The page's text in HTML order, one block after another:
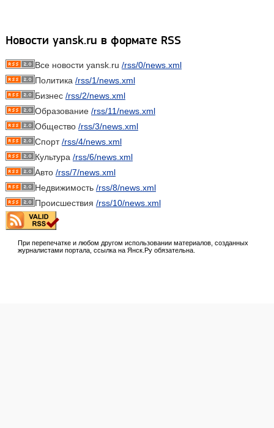
Новости yansk.ru в формате RSS
Все новости yansk.ru /rss/0/news.xml
Политика /rss/1/news.xml
Бизнес /rss/2/news.xml
Образование /rss/11/news.xml
Общество /rss/3/news.xml
Спорт/rss/4/news.xml
Культура /rss/6/news.xml
Авто /rss/7/news.xml
Недвижимость /rss/8/news.xml
Происшествия /rss/10/news.xml
При перепечатке и любом другом использовании материалов, созданных
журналистами портала, ссылка на Янск.Ру обязательна.